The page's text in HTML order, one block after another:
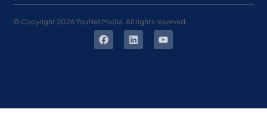
© Copyright 2026YouNet Media. All rights reserved.